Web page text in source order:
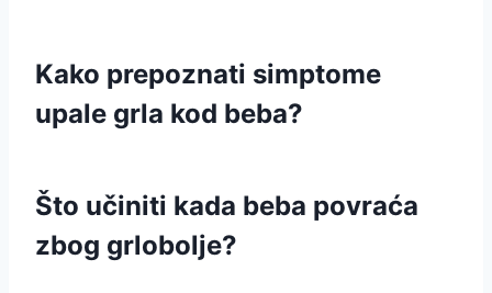
Kako prepoznati simptome
upale grla kod beba?
Što učiniti kada beba povraća
zbog grlobolje?